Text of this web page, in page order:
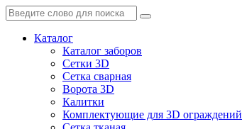
Каталог
Каталог заборов
Сетки 3D
Сетка сварная
Ворота 3D
Калитки
Комплектующие для 3D ограждений